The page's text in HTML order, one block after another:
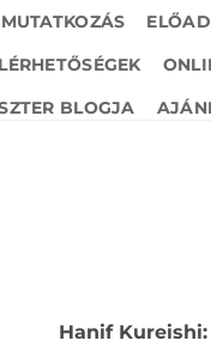
BLOGJA
Hanif